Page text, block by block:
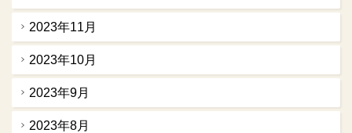
2023年11月
2023年10月
2023年9月
2023年8月